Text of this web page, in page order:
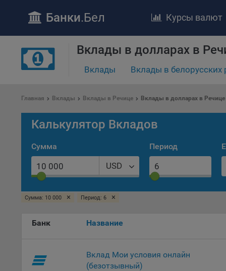
Банки.Бел Курсы валют
Вклады в долларах в
Вклады Вклады в белорусских
Главная Вклады Вклады в Речице Вклады в долларах в Речице
Калькулятор Вкладов
Сумма
USD
Период
Сумма: 10 000 × Период: 6 ×
Банк Название
Вклад Мои условия онлайн
(безотзывный)